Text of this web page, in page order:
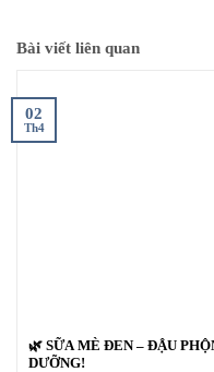
Bài viết liên quan
🌿 SỮA MÈ ĐEN – ĐẬU
DƯỠNG!
02
Th4